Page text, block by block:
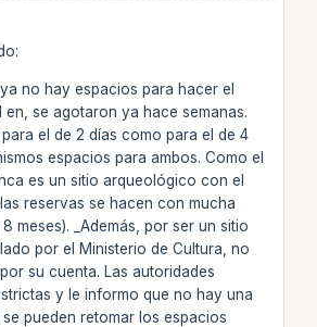
no hay espacios para hacer el
en, se agotaron ya hace semanas.
el de 2 días como para el de 4
espacios para ambos. Como el
es un sitio arqueológico con el
reservas se hacen con mucha
meses). _Además, por ser un sitio
por el Ministerio de Cultura, no
su cuenta. Las autoridades
y le informo que no hay una
pueden retomar los espacios